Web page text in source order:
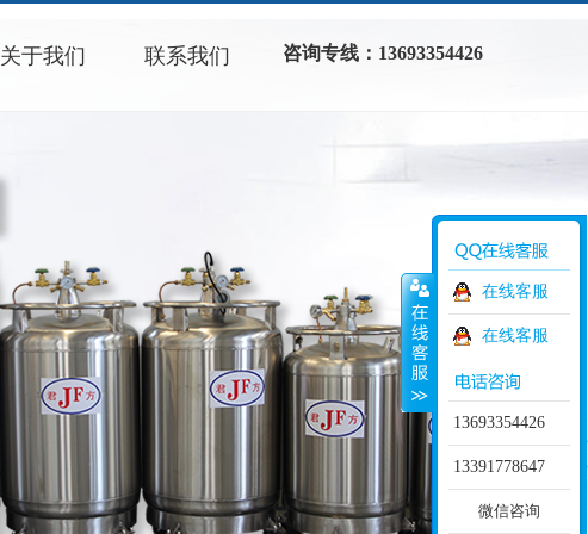
关于我们 联系我们 咨询专线：13693354426
在线客服
在线客服
13693354426
13391778647
微信咨询